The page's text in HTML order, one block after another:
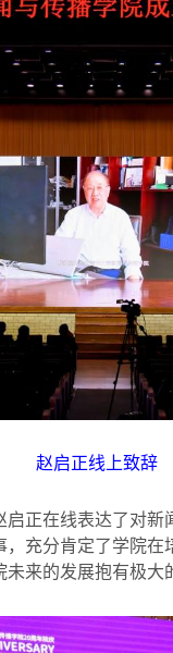
赵启正线上致辞
正在线表达了对
充分肯定了学院
来的发展抱有极大